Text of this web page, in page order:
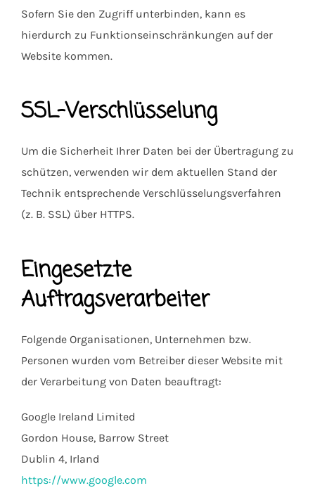
Sofern Sie den Zugriff unterbinden, kann es
hierdurch zu Funktionseinschränkungen auf der
Website kommen.
SSL-Verschlüsselung
Um die Sicherheit Ihrer Daten bei der Übertragung zu
schützen, verwenden wir dem aktuellen Stand der
Technik entsprechende Verschlüsselungsverfahren
(z. B. SSL) über HTTPS.
Eingesetzte
Auftragsverarbeiter
Folgende Organisationen, Unternehmen bzw.
Personen wurden vom Betreiber dieser Website mit
der Verarbeitung von Daten beauftragt:
Google Ireland Limited
Gordon House, Barrow Street
Dublin 4, Irland
https://www.google.com